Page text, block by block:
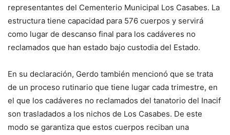
representantes del Cementerio Municipal Los Casabes. La
estructura tiene capacidad para 576 cuerpos y servirá
como lugar de descanso final para los cadáveres no
reclamados que han estado bajo custodia del Estado.
En su declaración, Gerdo también mencionó que se trata
de un proceso rutinario que tiene lugar cada trimestre, en
el que los cadáveres no reclamados del tanatorio del Inacif
son trasladados a los nichos de Los Casabes. De este
modo se garantiza que estos cuerpos reciban una